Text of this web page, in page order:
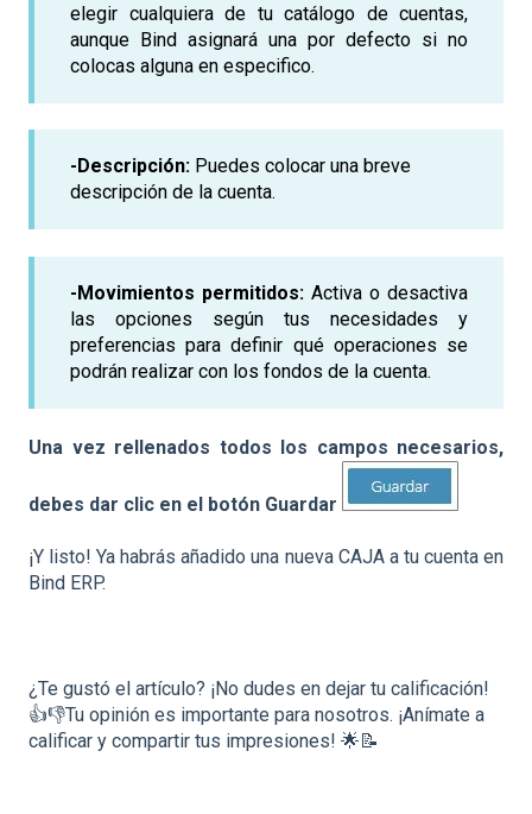
elegir cualquiera de tu catálogo de cuentas,
aunque Bind asignará una por defecto si no
colocas alguna en especifico.
-Descripción: Puedes colocar una breve
descripción de la cuenta.
-Movimientos permitidos: Activa o desactiva
las opciones según tus necesidades y
preferencias para definir qué operaciones se
podrán realizar con los fondos de la cuenta.
Una vez rellenados todos los campos necesarios,
debes dar clic en el botón Guardar
¡Y listo! Ya habrás añadido una nueva CAJA a tu cuenta en
Bind ERP.
¿Te gustó el artículo? ¡No dudes en dejar tu calificación!
👍👎Tu opinión es importante para nosotros. ¡Anímate a
calificar y compartir tus impresiones! 🌟📝